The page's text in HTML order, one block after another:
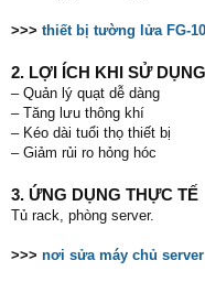
>>> thiết bị tường lửa FG-
2. LỢI ÍCH KHI SỬ DỤNG
– Quản lý quạt dễ dàng
– Tăng lưu thông khí
– Kéo dài tuổi thọ thiết bị
– Giảm rủi ro hỏng hóc
3. ỨNG DỤNG THỰC TẾ
Tủ rack, phòng server.
>>> nơi sửa máy chủ server